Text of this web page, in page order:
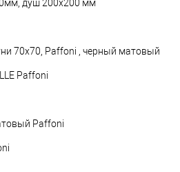
душ 200x200 мм
70x70, Paffoni , черный матовый
Paffoni
Paffoni